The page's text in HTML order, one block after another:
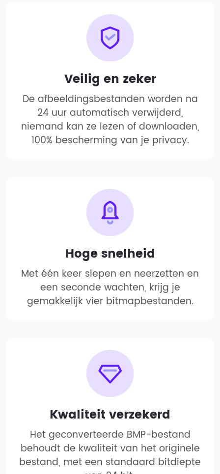
Veilig en zeker
De afbeeldingsbestanden worden na
24 uur automatisch verwijderd,
niemand kan ze lezen of downloaden,
100% bescherming van je privacy.
Hoge snelheid
Met één keer slepen en neerzetten en
een seconde wachten, krijg je
gemakkelijk vier bitmapbestanden.
Kwaliteit verzekerd
Het geconverteerde BMP-bestand
behoudt de kwaliteit van het originele
bestand, met een standaard bitdiepte